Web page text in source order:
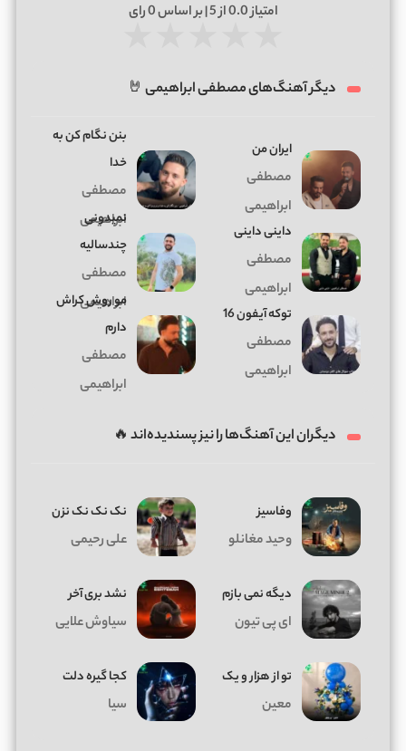
امتیاز0.0از 5 | بر اساس 0رای
دیگر آهنگ‌های مصطفی ابراهیمی 🤘
ایران من
مصطفی
ابراهیمی
بنن نگام کن به
خدا
مصطفی
ابراهیمی
داینی داینی
مصطفی
ابراهیمی
نمیدونی
چندسالیه
مصطفی
ابراهیمی
توکه آیفون 16
مصطفی
ابراهیمی
مو روش کراش
دارم
مصطفی
ابراهیمی
دیگران این آهنگ‌ها را نیز پسندیده‌اند 🔥
وفاسیز
وحید مغانلو
نک نک نک نزن
علی رحیمی
دیگه نمی بازم
ای پی تیون
نشد بری آخر
سیاوش علایی
تو از هزار و یک
معین
کجا گیره دلت
سیا